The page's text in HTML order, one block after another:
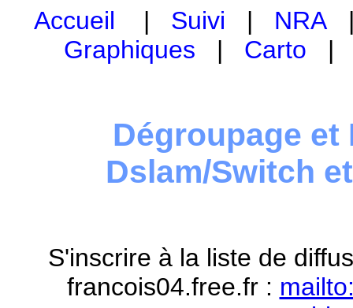
Accueil | Suivi | NRA
Graphiques | Carto
Dégroupage et
Dslam/Switch
S'inscrire à la liste de
francois04.free.fr :